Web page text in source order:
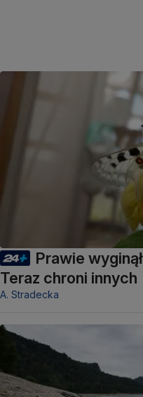
Prawie
Teraz chroni innych
A. Stradecka